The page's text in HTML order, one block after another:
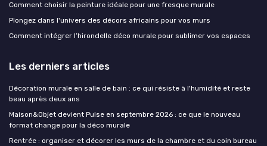
Comment choisir la peinture idéale pour une fresque murale
Plongez dans l'univers des décors africains pour vos murs
Comment intégrer l’hirondelle déco murale pour sublimer vos espaces
Les derniers articles
Décoration murale en salle de bain : ce qui résiste à l'humidité et reste
beau après deux ans
Maison&Objet devient Pulse en septembre 2026 : ce que le nouveau
format change pour la déco murale
Rentrée : organiser et décorer les murs de la chambre et du coin bureau